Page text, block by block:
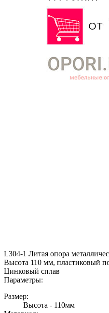
L304-1 Литая опора
Высота 110 мм, пластиковый
Цинковый сплав
Параметры:
Размер:
Высота - 110мм